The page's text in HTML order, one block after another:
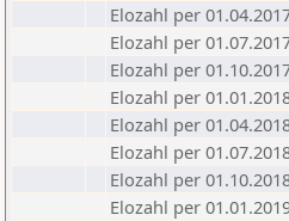
Elozahl per
Elozahl per
Elozahl per
Elozahl per
Elozahl per
Elozahl per
Elozahl per
Elozahl per